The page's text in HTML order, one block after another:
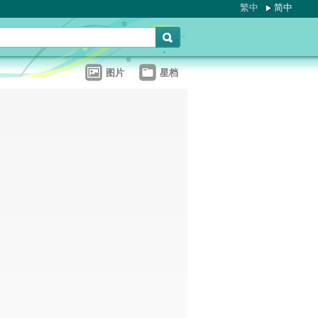
繁中 简中
图片 星档